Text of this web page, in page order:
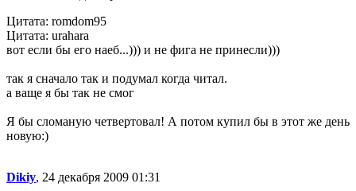
Цитата: romdom95
Цитата: urahara
вот если бы его наеб...))) и не фига не принесли)))
так я сначало так и подумал когда читал.
а ваще я бы так не смог
Я бы сломаную четвертовал! А потом купил бы в этот же день
новую:)
Dikiy, 24 декабря 2009 01:31